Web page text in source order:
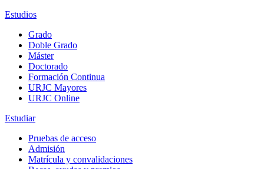
Estudios
Grado
Doble Grado
Máster
Doctorado
Formación Continua
URJC Mayores
URJC Online
Estudiar
Pruebas de acceso
Admisión
Matrícula y convalidaciones